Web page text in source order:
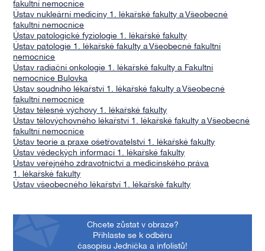
fakultní nemocnice
Ústav nukleární medicíny 1. lékařské fakulty a Všeobecné
fakultní nemocnice
Ústav patologické fyziologie 1. lékařské fakulty
Ústav patologie 1. lékařské fakulty a Všeobecné fakultní
nemocnice
Ústav radiační onkologie 1. lékařské fakulty a Fakultní
nemocnice Bulovka
Ústav soudního lékařství 1. lékařské fakulty a Všeobecné
fakultní nemocnice
Ústav tělesné výchovy 1. lékařské fakulty
Ústav tělovýchovného lékařství 1. lékařské fakulty a Všeobecné
fakultní nemocnice
Ústav teorie a praxe ošetřovatelství 1. lékařské fakulty
Ústav vědeckých informací 1. lékařské fakulty
Ústav veřejného zdravotnictví a medicínského práva
1. lékařské fakulty
Ústav všeobecného lékařství 1. lékařské fakulty
Chcete zůstat v obraze?
Přihlaste se k odběru
časopisu Jednička a infolistů!